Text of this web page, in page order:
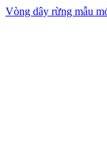
Vòng dây rừng mẫu